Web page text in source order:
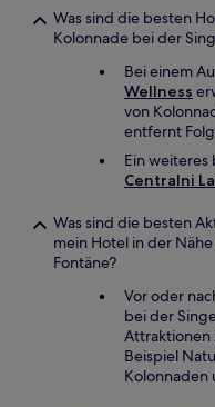
Was sind die besten
Kolonnade bei der
Bei einem
Wellness
von
entfernt
Ein weiteres
Centralni
Was sind die besten
mein Hotel in der
Fontäne?
Vor oder
bei der
Attraktionen
Beispiel
Kolonnaden